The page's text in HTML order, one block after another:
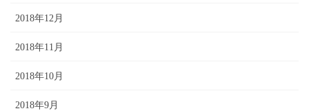
2018年12月
2018年11月
2018年10月
2018年9月